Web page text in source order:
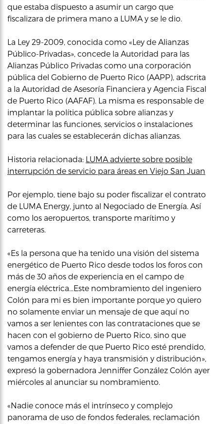
que estaba dispuesto a asumir un cargo que
fiscalizara de primera mano a LUMA y se le dio.
La Ley 29-2009, conocida como «Ley de Alianzas
Público-Privadas», concede la Autoridad para las
Alianzas Público Privadas como una corporación
pública del Gobierno de Puerto Rico (AAPP), adscrita
a la Autoridad de Asesoría Financiera y Agencia Fiscal
de Puerto Rico (AAFAF). La misma es responsable de
implantar la política pública sobre alianzas y
determinar las funciones, servicios o instalaciones
para las cuales se establecerán dichas alianzas.
Historia relacionada: LUMA advierte sobre posible
interrupción de servicio para áreas en Viejo San Juan
Por ejemplo, tiene bajo su poder fiscalizar el contrato
de LUMA Energy, junto al Negociado de Energía. Así
como los aeropuertos, transporte marítimo y
carreteras.
«Es la persona que ha tenido una visión del sistema
energético de Puerto Rico desde todos los foros con
más de 30 años de experiencia en el campo de
energía eléctrica…Este nombramiento del ingeniero
Colón para mi es bien importante porque yo quiero
no solamente enviar un mensaje de que aquí no
vamos a ser lenientes con las contrataciones que se
hacen con el gobierno de Puerto Rico, sino que
vamos a defender de que Puerto Rico esté prendido,
tengamos energía y haya transmisión y distribución»,
expresó la gobernadora Jenniffer González Colón ayer
miércoles al anunciar su nombramiento.
«Nadie conoce más el intrínseco y complejo
panorama de uso de fondos federales, reclamación